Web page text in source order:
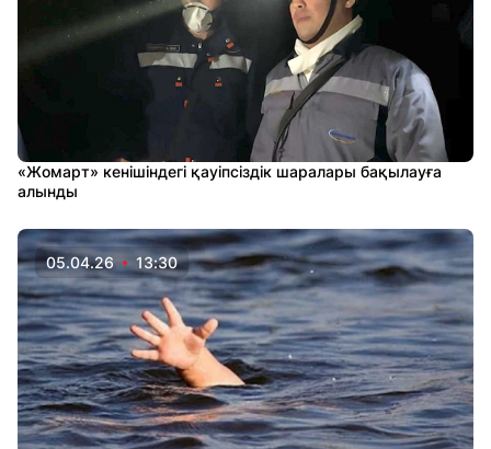
«Жомарт» кенішіндегі қауіпсіздік шаралары бақылауға
алынды
05.04.26 13:30